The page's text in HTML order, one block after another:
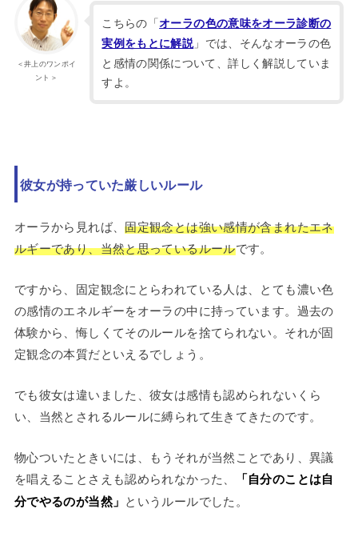
＜井上のワンポイ
ント＞
こちらの「オーラの色の意味をオーラ診断の
実例をもとに解説」では、そんなオーラの色
と感情の関係について、詳しく解説していま
すよ。
彼女が持っていた厳しいルール
オーラから見れば、固定観念とは強い感情が含まれたエネ
ルギーであり、当然と思っているルールです。
ですから、固定観念にとらわれている人は、とても濃い色
の感情のエネルギーをオーラの中に持っています。過去の
体験から、悔しくてそのルールを捨てられない。それが固
定観念の本質だといえるでしょう。
でも彼女は違いました、彼女は感情も認められないくら
い、当然とされるルールに縛られて生きてきたのです。
物心ついたときいには、もうそれが当然ことであり、異議
を唱えることさえも認められなかった、
「自分のことは自
分でやるのが当然」 というルールでした。